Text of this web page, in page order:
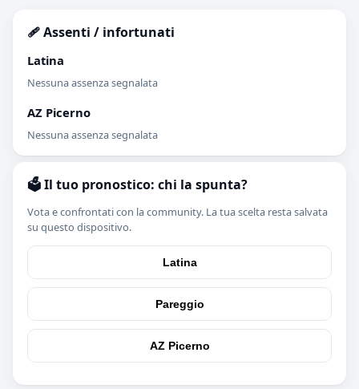
🩹 Assenti / infortunati
Latina
Nessuna assenza segnalata
AZ Picerno
Nessuna assenza segnalata
🗳️ Il tuo pronostico: chi la spunta?
Vota e confrontati con la community. La tua scelta resta salvata
su questo dispositivo.
Latina
Pareggio
AZ Picerno